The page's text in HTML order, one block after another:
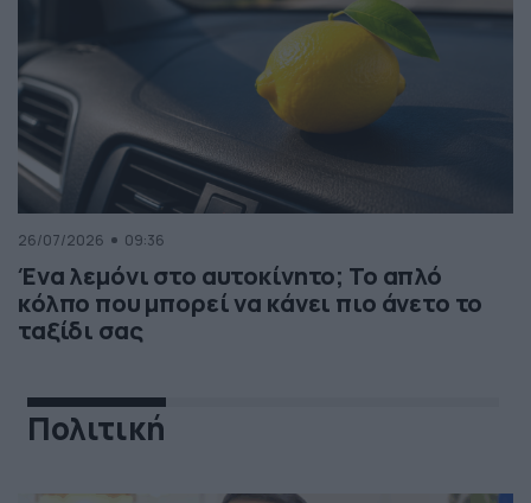
26/07/2026 09:36
Ένα λεμόνι στο αυτοκίνητο; Το απλό
κόλπο που μπορεί να κάνει πιο άνετο το
ταξίδι σας
Πολιτική